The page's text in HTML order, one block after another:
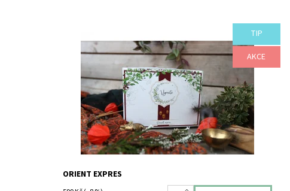
TIP
AKCE
krásném dárkovém balení s návodem pro pěstování a
archem samolepek na květníky.
Dostupnost:
Skladem
ORIENT EXPRES